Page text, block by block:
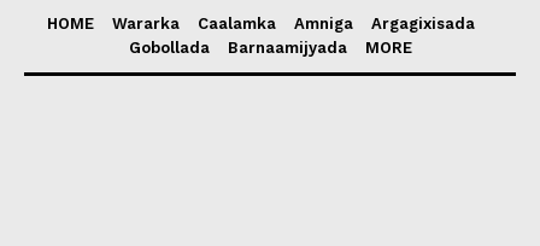
HOME Wararka Caalamka Amniga
Argagixisada
Gobollada
Barnaamijyada MORE